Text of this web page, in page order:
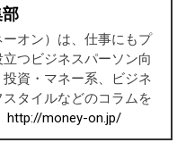
部
ーオン）は、仕事にもプ
つビジネスパーソン向
資・マネー系、ビジネ
タイルなどのコラムを
http://money-on.jp/